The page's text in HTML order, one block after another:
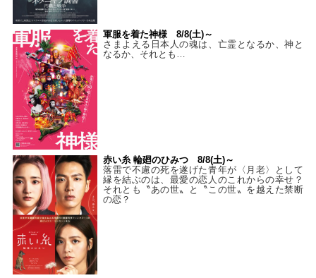
軍服を着た神様 8/8(土)～
さまよえる日本人の魂は、亡霊となるか、神と
なるか、それとも…
赤い糸 輪廻のひみつ 8/8(土)～
落雷で不慮の死を遂げた青年が〈月老〉として
縁を結ぶのは、最愛の恋人のこれからの幸せ？
それとも〝あの世〟と〝この世〟を越えた禁断
の恋？